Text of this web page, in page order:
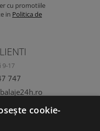
cu promotiile
in Politica de
9-17
747
cookie-